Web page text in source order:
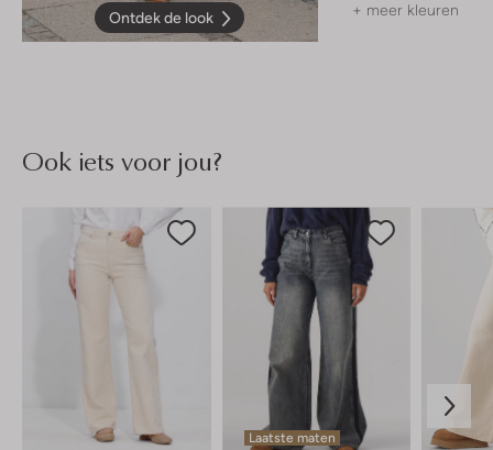
Ontdek de look + meer kleuren
Ook iets voor jou?
Laatste maten